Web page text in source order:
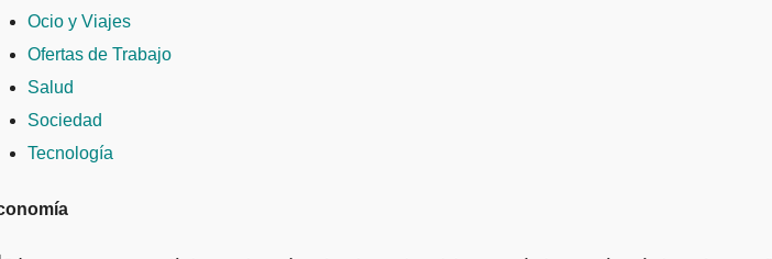
Ocio y Viajes
Ofertas de Trabajo
Salud
Sociedad
Tecnología